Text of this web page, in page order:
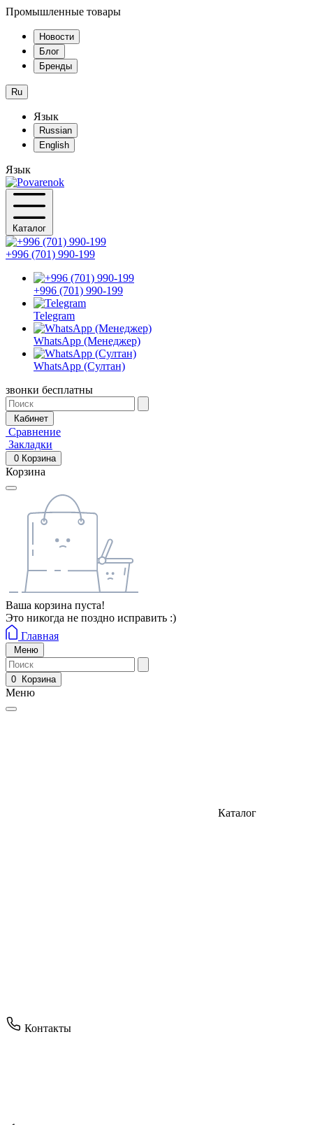
Промышленные товары
Новости
Блог
Бренды
Ru
Язык
Russian
English
Язык
Каталог
+996 (701) 990-199
+996 (701) 990-199
Telegram
WhatsApp (Менеджер)
WhatsApp (Султан)
звонки бесплатны
Кабинет
Сравнение
Закладки
0 Корзина
Корзина
Ваша корзина пуста!
Это никогда не поздно исправить :)
Главная
Меню
0 Корзина
Меню
Каталог
Контакты